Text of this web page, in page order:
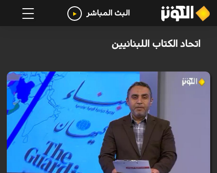
البث المباشر
اتحاد الكتاب اللبنانيين